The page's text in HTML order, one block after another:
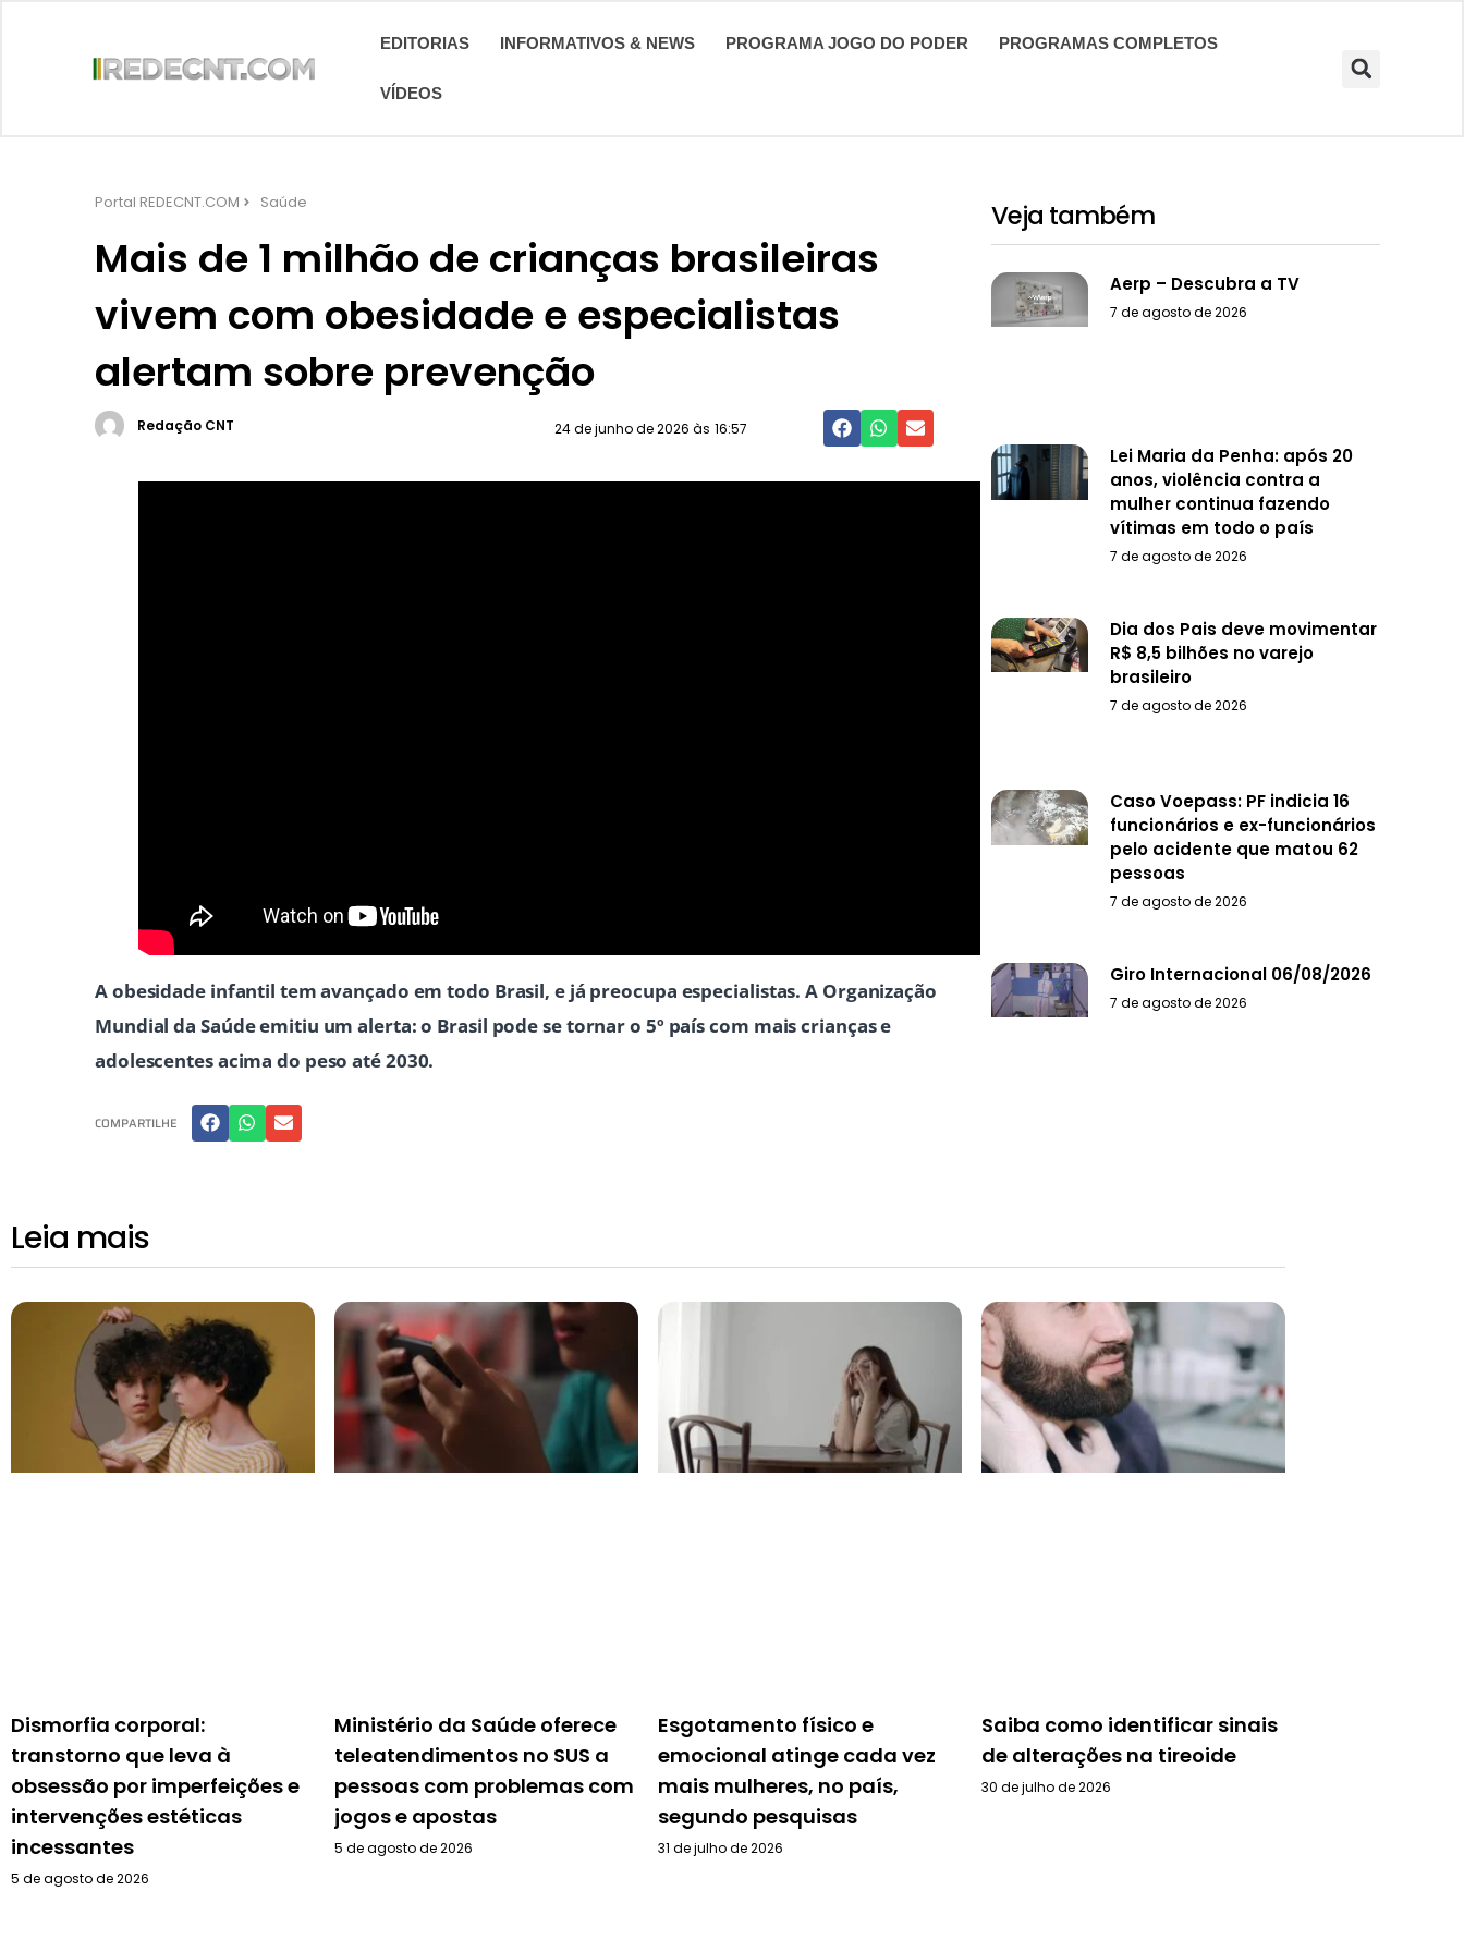
EDITORIAS INFORMATIVOS & NEWS PROGRAMA JOGO DO PODER PROGRAMAS COMPLETOS
VÍDEOS
Portal REDECNT.COM Saúde
Mais de 1 milhão de crianças brasileiras
vivem com obesidade e especialistas
alertam sobre prevenção
Redação CNT 24 de junho de 2026 às 16:57
A obesidade infantil tem avançado em todo Brasil, e já preocupa especialistas. A Organização
Mundial da Saúde emitiu um alerta: o Brasil pode se tornar o 5º país com mais crianças e
adolescentes acima do peso até 2030.
COMPARTILHE
Veja também
Aerp – Descubra a TV
7 de agosto de 2026
Lei Maria da Penha: após 20
anos, violência contra a
mulher continua fazendo
vítimas em todo o país
7 de agosto de 2026
Dia dos Pais deve movimentar
R$ 8,5 bilhões no varejo
brasileiro
7 de agosto de 2026
Caso Voepass: PF indicia 16
funcionários e ex-funcionários
pelo acidente que matou 62
pessoas
7 de agosto de 2026
Giro Internacional 06/08/2026
7 de agosto de 2026
Leia mais
Dismorfia corporal:
transtorno que leva à
obsessão por imperfeições e
intervenções estéticas
incessantes
5 de agosto de 2026
Ministério da Saúde oferece
teleatendimentos no SUS a
pessoas com problemas com
jogos e apostas
5 de agosto de 2026
Esgotamento físico e
emocional atinge cada vez
mais mulheres, no país,
segundo pesquisas
31 de julho de 2026
Saiba como identificar sinais
de alterações na tireoide
30 de julho de 2026